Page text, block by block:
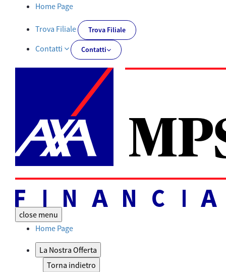
Tutti i documenti | AXA MPS Financial - AXA-MPSFINANCIAL.IT
Home Page
Trova Filiale Trova Filiale
Contatti Contatti
close menu
Home Page
La Nostra Offerta
Torna indietro